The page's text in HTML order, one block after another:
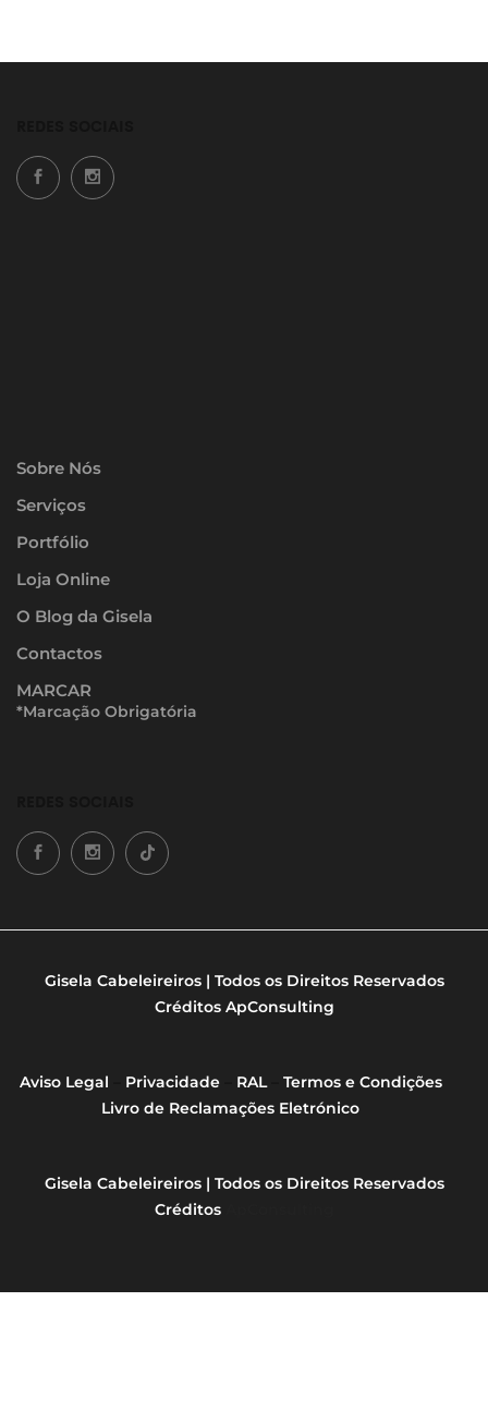
Sobre Nós
Serviços
Portfólio
Loja Online
O Blog da Gisela
Contactos
MARCAR
*Marcação Obrigatória
Gisela Cabeleireiros | Todos os Direitos Reservados
Créditos ApConsulting
Aviso Legal Privacidade– RAL– Termos e Condições
Livro de Reclamações Eletrónico
Gisela Cabeleireiros | Todos os Direitos Reservados
Créditos